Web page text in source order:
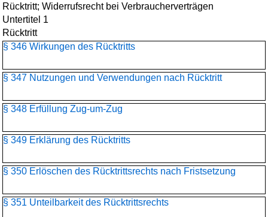
Rücktritt; Widerrufsrecht bei Verbraucherverträgen
Untertitel 1
Rücktritt
§ 346 Wirkungen des Rücktritts
§ 347 Nutzungen und Verwendungen nach Rücktritt
§ 348 Erfüllung Zug-um-Zug
§ 349 Erklärung des Rücktritts
§ 350 Erlöschen des Rücktrittsrechts nach Fristsetzung
§ 351 Unteilbarkeit des Rücktrittsrechts